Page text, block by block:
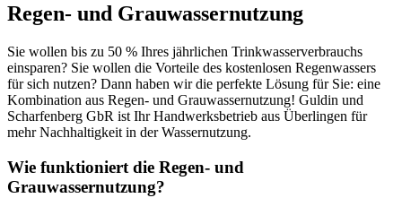
Regen- und Grauwassernutzung
Sie wollen bis zu 50 % Ihres jährlichen Trinkwasserverbrauchs
einsparen? Sie wollen die Vorteile des kostenlosen Regenwassers
für sich nutzen? Dann haben wir die perfekte Lösung für Sie: eine
Kombination aus Regen- und Grauwassernutzung! Guldin und
Scharfenberg GbR ist Ihr Handwerksbetrieb aus Überlingen für
mehr Nachhaltigkeit in der Wassernutzung.
Wie funktioniert die Regen- und
Grauwassernutzung?